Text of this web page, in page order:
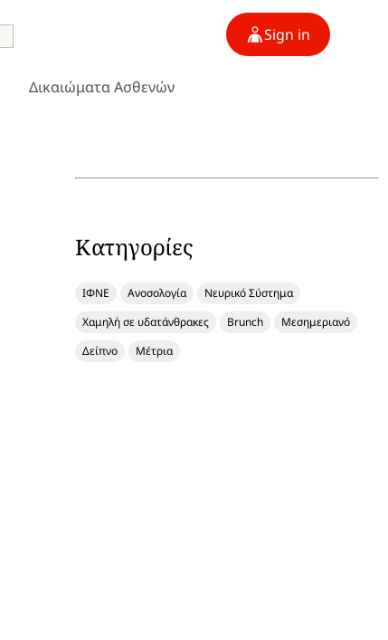
Sign in
Δικαιώματα Ασθενών
Κατηγορίες
ΙΦΝΕ Ανοσολογία
Νευρικό Σύστημα
Χαμηλή σε υδατάνθρακες
Brunch
Μεσημεριανό
Δείπνο
Μέτρια